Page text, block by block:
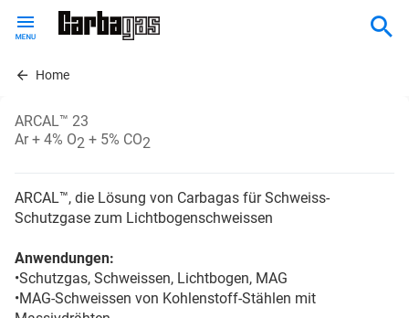
contentHome
ARCAL™ 23
Ar + 4% O2 + 5% CO2
ARCAL™, die Lösung von Carbagas für Schweiss-
Schutzgase zum Lichtbogenschweissen
Anwendungen:
•Schutzgas, Schweissen, Lichtbogen, MAG
•MAG-Schweissen von Kohlenstoff-Stählen mit